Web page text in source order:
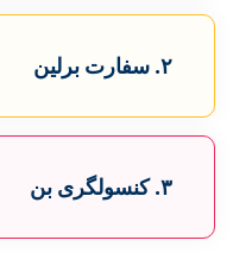
۲. سفارت برلین
۳. کنسولگری بن